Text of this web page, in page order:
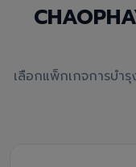
เลือกแพ็กเกจการบำ